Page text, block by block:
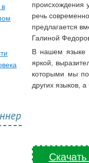
происхождения
речь
предлагается
Галиной
В нашем языке
яркой,
которыми мы
других языков, а